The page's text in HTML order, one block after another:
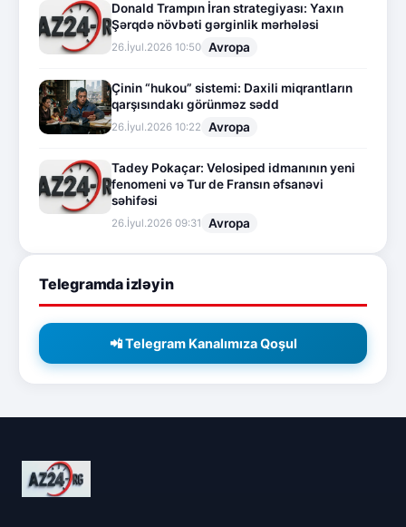
Donald Trampın İran strategiyası: Yaxın
Şərqdə növbəti gərginlik mərhələsi
26.İyul.2026 10:50 Avropa
Çinin “hukou” sistemi: Daxili miqrantların
qarşısındakı görünməz sədd
26.İyul.2026 10:22 Avropa
Tadey Pokaçar: Velosiped idmanının yeni
fenomeni və Tur de Fransın əfsanəvi
səhifəsi
26.İyul.2026 09:31 Avropa
Telegramda izləyin
📲 Telegram Kanalımıza Qoşul